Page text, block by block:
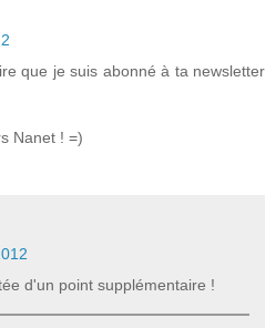
que je suis abonné à ta newsletter
Nanet ! =)
d'un point supplémentaire !